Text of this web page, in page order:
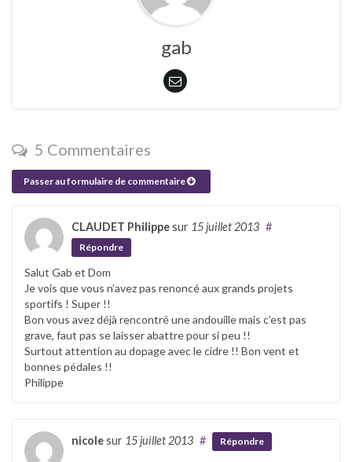
gab
5 Commentaires
Passer au formulaire de commentaire
CLAUDET Philippesur 15 juillet 2013 #
Répondre
Salut Gab et Dom
Je vois que vous n’avez pas renoncé aux grands projets
sportifs ! Super !!
Bon vous avez déjà rencontré une andouille mais c’est pas
grave, faut pas se laisser abattre pour si peu !!
Surtout attention au dopage avec le cidre !! Bon vent et
bonnes pédales !!
Philippe
nicolesur 15 juillet 2013 # Répondre